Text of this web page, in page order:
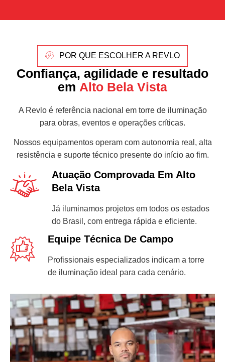
POR QUE ESCOLHER A REVLO
Confiança, agilidade e resultado
em Alto Bela Vista
A Revlo é referência nacional em torre de iluminação
para obras, eventos e operações críticas.
Nossos equipamentos operam com autonomia real, alta
resistência e suporte técnico presente do início ao fim.
Atuação Comprovada Em Alto
Bela Vista
Já iluminamos projetos em todos os estados
do Brasil, com entrega rápida e eficiente.
Equipe Técnica De Campo
Profissionais especializados indicam a torre
de iluminação ideal para cada cenário.